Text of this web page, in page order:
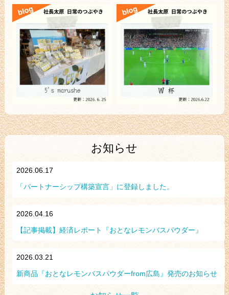
お知らせ
2026.06.17
「パートナーシップ構築宣言」に登録しました。
2026.04.16
【記事掲載】経済レポート『おとなレモンバスパウダー』
2026.03.21
新商品『おとなレモンバスパウダーfrom広島』発売のお知らせ